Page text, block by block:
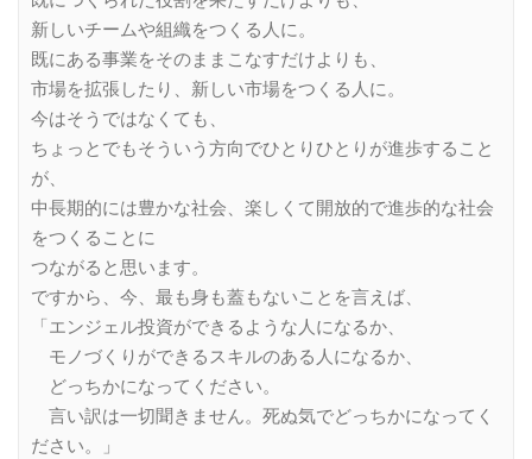
新しいチームや組織をつくる人に。
既にある事業をそのままこなすだけよりも、
市場を拡張したり、新しい市場をつくる人に。
今はそうではなくても、
ちょっとでもそういう方向でひとりひとりが進歩すること
が、
中長期的には豊かな社会、楽しくて開放的で進歩的な社会
をつくることに
つながると思います。
ですから、今、最も身も蓋もないことを言えば、
「エンジェル投資ができるような人になるか、
モノづくりができるスキルのある人になるか、
どっちかになってください。
言い訳は一切聞きません。死ぬ気でどっちかになってく
ださい。」